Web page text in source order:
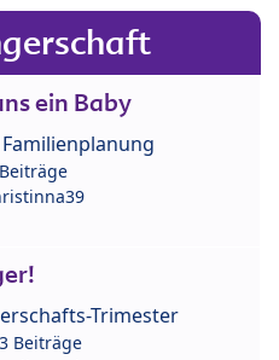
ein Baby
Trimester
Beiträge